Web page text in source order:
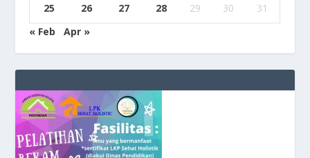
25 26 27 28 29 30
31
« Feb
Apr »